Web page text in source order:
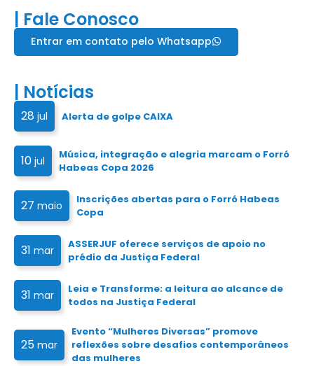
| Fale Conosco
Entrar em contato pelo Whatsapp
| Notícias
28 jul Alerta de golpe CAIXA
10 jul
Música, integração e alegria marcam o Forró
Habeas Copa 2026
27 maio
Inscrições abertas para o Forró Habeas
Copa
31 mar
ASSERJUF oferece serviços de apoio no
prédio da Justiça Federal
31 mar
Leia e Transforme: a leitura ao alcance de
todos na Justiça Federal
25 mar
Evento “Mulheres Diversas” promove
reflexões sobre desafios contemporâneos
das mulheres